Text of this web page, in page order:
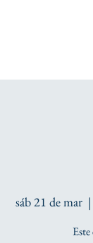
sáb 21 de mar
  |